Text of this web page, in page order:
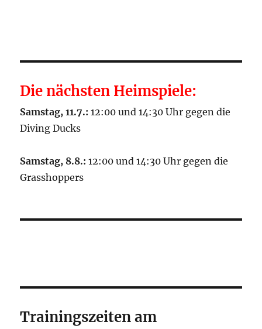
Die nächsten Heimspiele:
Samstag, 11.7.: 12:00 und 14:30 Uhr gegen die
Diving Ducks
Samstag, 8.8.: 12:00 und 14:30 Uhr gegen die
Grasshoppers
Trainingszeiten am